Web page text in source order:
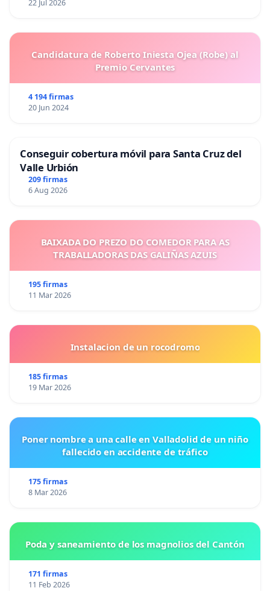
22 Jul 2026
Candidatura de Roberto Iniesta Ojea (Robe) al
Premio Cervantes
4 194 firmas
20 Jun 2024
Conseguir cobertura móvil para Santa Cruz del
Valle Urbión
209 firmas
6 Aug 2026
BAIXADA DO PREZO DO COMEDOR PARA AS
TRABALLADORAS DAS GALIÑAS AZUIS
195 firmas
11 Mar 2026
Instalacion de un rocodromo
185 firmas
19 Mar 2026
Poner nombre a una calle en Valladolid de un niño
fallecido en accidente de tráfico
175 firmas
8 Mar 2026
Poda y saneamiento de los magnolios del Cantón
171 firmas
11 Feb 2026